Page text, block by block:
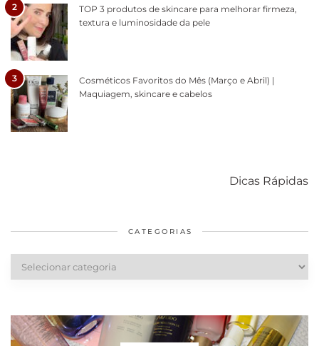
2
TOP 3 produtos de skincare para melhorar firmeza,
textura e luminosidade da pele
3
Cosméticos Favoritos do Mês (Março e Abril) |
Maquiagem, skincare e cabelos
Dicas Rápidas
diários
cabelos
CATEGORIAS